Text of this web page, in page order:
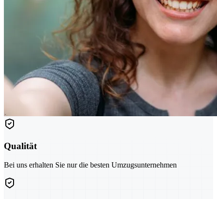
Qualität
Bei uns erhalten Sie nur die besten Umzugsunternehmen